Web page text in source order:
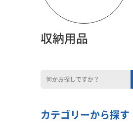
収納用品
カテゴリーから探す